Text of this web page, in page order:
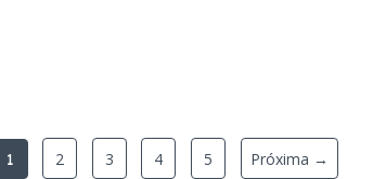
1 2 3 4 5 Próxima →